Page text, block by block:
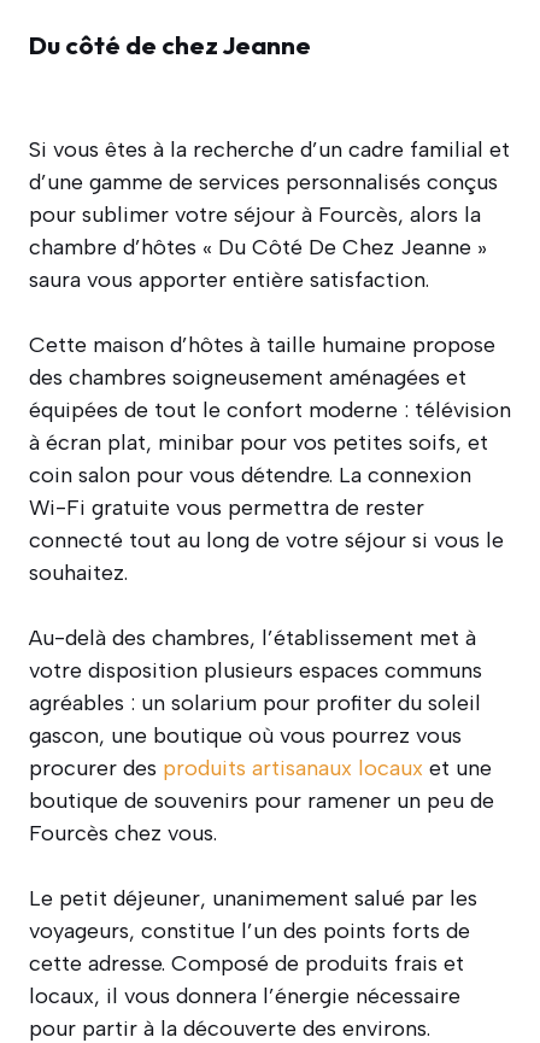
Du côté de chez Jeanne
Si vous êtes à la recherche d’un cadre familial et
d’une gamme de services personnalisés conçus
pour sublimer votre séjour à Fourcès, alors la
chambre d’hôtes « Du Côté De Chez Jeanne »
saura vous apporter entière satisfaction.
Cette maison d’hôtes à taille humaine propose
des chambres soigneusement aménagées et
équipées de tout le confort moderne : télévision
à écran plat, minibar pour vos petites soifs, et
coin salon pour vous détendre. La connexion
Wi-Fi gratuite vous permettra de rester
connecté tout au long de votre séjour si vous le
souhaitez.
Au-delà des chambres, l’établissement met à
votre disposition plusieurs espaces communs
agréables : un solarium pour profiter du soleil
gascon, une boutique où vous pourrez vous
procurer des produits artisanaux locaux et une
boutique de souvenirs pour ramener un peu de
Fourcès chez vous.
Le petit déjeuner, unanimement salué par les
voyageurs, constitue l’un des points forts de
cette adresse. Composé de produits frais et
locaux, il vous donnera l’énergie nécessaire
pour partir à la découverte des environs.